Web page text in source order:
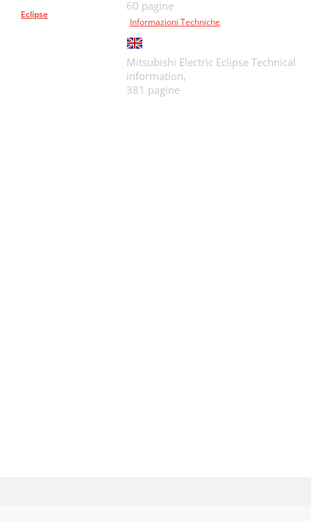
Eclipse
60 pagine
Informazioni Techniche
Mitsubishi Electric Eclipse Technical
information,
381 pagine